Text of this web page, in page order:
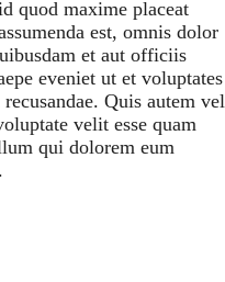
quod maxime placeat
est, omnis dolor
et aut officiis
eveniet ut et voluptates
Quis autem vel
velit esse quam
qui dolorem eum